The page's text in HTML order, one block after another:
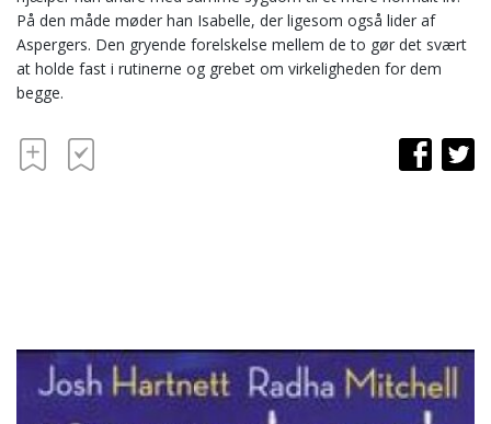
På den måde møder han Isabelle, der ligesom også lider af
Aspergers. Den gryende forelskelse mellem de to gør det svært
at holde fast i rutinerne og grebet om virkeligheden for dem
begge.